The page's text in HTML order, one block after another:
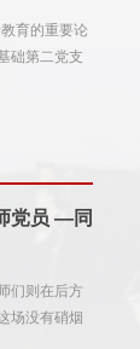
育的重要论
础第二党支
—同
们则在后方
场没有硝烟